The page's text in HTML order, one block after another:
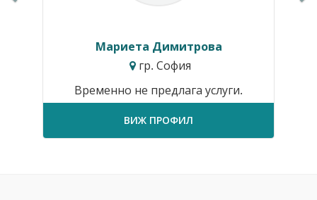
Мариета Димитрова
гр. София
Временно не предлага услуги.
ВИЖ ПРОФИЛ